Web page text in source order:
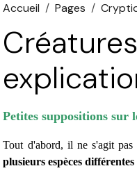
Accueil Pages
Petites suppositions sur
Tout d'abord, il ne s'agit pas
plusieurs espèces différentes